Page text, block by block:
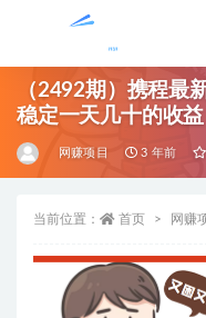
（2492期）携程最
稳定一天几十的收
网赚项目 3 年前
当前位置： 首页 网赚